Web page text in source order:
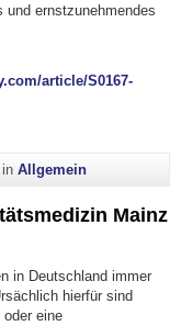
und ernstzunehmendes
article/S0167-
Allgemein
Mainz
in Deutschland immer
hierfür sind
eine